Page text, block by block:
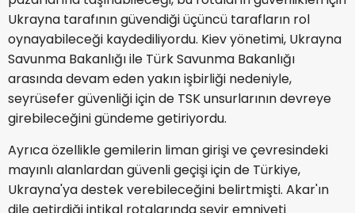
Ukrayna tarafının güvendiği üçüncü tarafların rol
oynayabileceği kaydediliyordu. Kiev yönetimi, Ukrayna
Savunma Bakanlığı ile Türk Savunma Bakanlığı
arasında devam eden yakın işbirliği nedeniyle,
seyrüsefer güvenliği için de TSK unsurlarının devreye
girebileceğini gündeme getiriyordu.
Ayrıca özellikle gemilerin liman girişi ve çevresindeki
mayınlı alanlardan güvenli geçişi için de Türkiye,
Ukrayna'ya destek verebileceğini belirtmişti. Akar'ın
dile getirdiği intikal rotalarında seyir emniyeti